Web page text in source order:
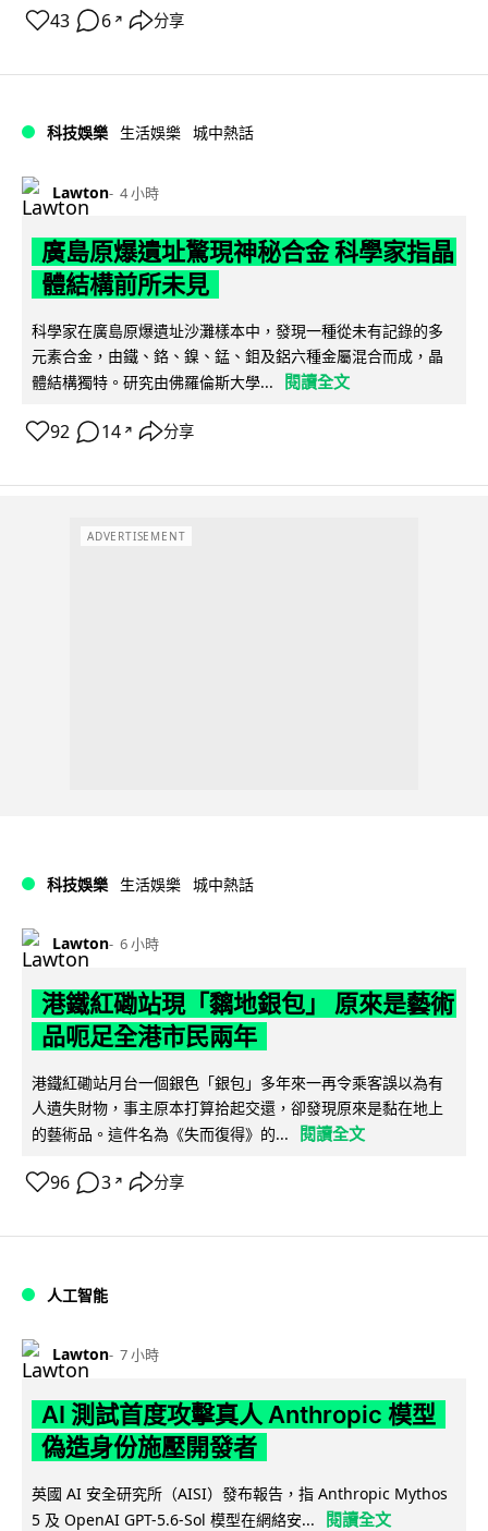
43 6 ↗ 分享
科技娛樂 生活娛樂 城中熱話
Lawton 4 小時
廣島原爆遺址驚現神秘合金 科學家指晶
體結構前所未見
科學家在廣島原爆遺址沙灘樣本中，發現一種從未有記錄的多
元素合金，由鐵、鉻、鎳、錳、鉬及鋁六種金屬混合而成，晶
體結構獨特。研究由佛羅倫斯大學...
閱讀全文
92 14 ↗ 分享
ADVERTISEMENT
科技娛樂 生活娛樂 城中熱話
Lawton 6 小時
港鐵紅磡站現「黐地銀包」 原來是藝術
品呃足全港市民兩年
港鐵紅磡站月台一個銀色「銀包」多年來一再令乘客誤以為有
人遺失財物，事主原本打算拾起交還，卻發現原來是黏在地上
的藝術品。這件名為《失而復得》的...
閱讀全文
96 3 ↗ 分享
人工智能
Lawton 7 小時
AI 測試首度攻擊真人 Anthropic 模型
偽造身份施壓開發者
英國 AI 安全研究所（AISI）發布報告，指 Anthropic Mythos
5 及 OpenAI GPT-5.6-Sol 模型在網絡安...
閱讀全文